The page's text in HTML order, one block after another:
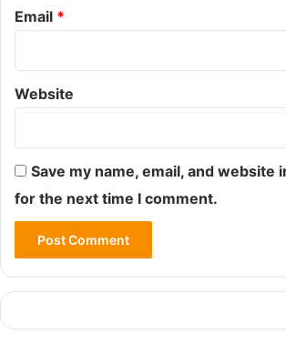
Email *
Website
Save my name, email, and website
for the next time I comment.